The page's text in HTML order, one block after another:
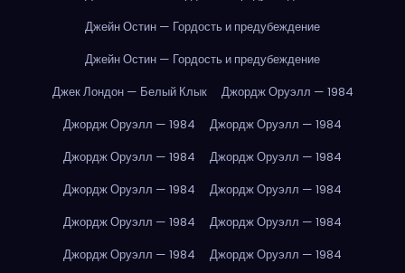
Джейн Остин — Гордость и предубеждение
Джейн Остин — Гордость и предубеждение
Джек Лондон — Белый Клык
Джордж Оруэлл — 1984
Джордж Оруэлл — 1984
Джордж Оруэлл — 1984
Джордж Оруэлл — 1984
Джордж Оруэлл — 1984
Джордж Оруэлл — 1984
Джордж Оруэлл — 1984
Джордж Оруэлл — 1984
Джордж Оруэлл — 1984
Джордж Оруэлл — 1984
Джордж Оруэлл — 1984